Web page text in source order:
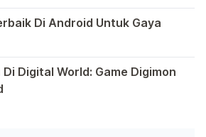
genre escape telah mencuri
Di Android Untuk Gaya
telah menjadi wadah kreativitas
Digital World: Game Digimon